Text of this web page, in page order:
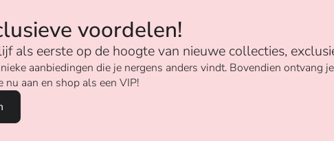
voordelen!
als eerste op de hoogte van nieuwe collecties,
aanbiedingen die je nergens anders vindt. Bovendien
aan en shop als een VIP!